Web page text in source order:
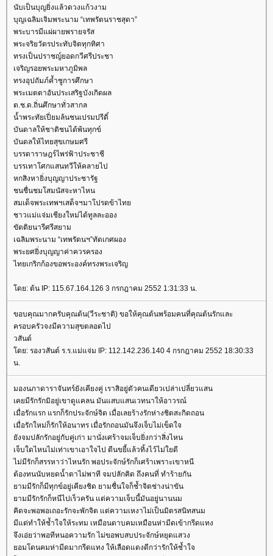
นับเป็นบุญยิ่งแล้วดวงแก้วงาม
บุญเฉลิมเจิมพระนาม “เทพรัตนราชสุดา”
พระบารมีแผ่ผายพรายจรัส
พระจริยวัตรประทับจิตทุกทิศา
ทรงเป็นปราชญ์ยอดกวีศรีประชา
เจริญรอยพระมหาภูมิพล
ทรงอุปถัมภ์ค้ำชูการศึกษา
พระเมตตาอันประเสริฐบังเกิดผล
ต.ช.ด.ถิ่นศึกษาทั่วสากล
น้ำพระทัยเปี่ยมล้นชนเปรมปรีดิ์
บันดาลให้ชาติชนได้พ้นทุกข์
บันดลให้ไทยสุขเกษมศรี
บรรดาราษฎร์ไพร่ฟ้าประชาชี
บรรเทาโศกแสนทวีให้คลายไป
หกสิงหายิ่งบุญญาประชารัฐ
ชนชื่นชมโสมนัสจะหาไหน
สมเด็จพระเทพฯเสด็จฯมาโปรดข้าไท
ชาวแม่แจ่มเชียงใหม่ได้ทูลละออง
ขัตติยนารีศรีสยาม
เฉลิมพระนาม “เทพรัตนฯ”ทัดเกศผอง
พระยศยิ่งบุญญาค่าควรครอง
ไทยเกริกก้องขอพระองค์ทรงพระเจริญ
ดย: ต้น IP: 115.67.164.126 3 กรกฎาคม 2552 1:31:33 น.
ขอบคุณมากครับคุณต้น(วีระชาติ) ขอให้คุณต้นพร้อมคนที่คุณต้นรักและ
ครอบครัวจงมีความสุขตลอดไป
วสันต์
ดย: รองวสันต์ ร.ร.แม่แจ่ม IP: 112.142.236.140 4 กรกฎาคม 2552 18:30:33
น.
มองนภาดาราจันทร์ยังเคียงคู่ เราสิอยู่ตัวคนเดียวเปล่าเปลี่ยวแสน
เคยมีรักรักมิอยู่เขาดูแคลน มันแสบแสนเวทนาให้อาวรณ์
เมื่อรักแรก แรกก็รักประจักษ์จิต เมื่อเลยร้างรักห่างชิดสะกิดถอน
เมื่อรักใหม่ก็รักให้อนาทร เมื่อรักถอนมันจึงเจ็บไม่เข็ดใจ
ังจมปลักรักอยู่กับคู่เก่า มานั่งเศร้าจมเจ็บยิ่งกว่าสิ่งไหน
เจ็บใดไหนไม่เท่าเขาเอาใจไป ตีนขยี้แล้วทิ้งไว้ไม่ใยดี
ไม่มีรักก็สรรหาว่าไหนรัก พอประจักษ์รักก็เศร้าเพราะเขาหนี
ต้องทนนับหยดน้ำตาไม่พาที จมปลักคิด ถึงคนที่ ทำร้ายกัน
ามมีรักก็มีทุกข์อยู่เคียงชิด ยามชื่นใจก็ช้ำจิตช่างน่าขัน
ามมีรักรักก็หนีไปเร็วครัน แต่ความเจ็บนี้มันอยู่นานนม
คิดจะพอพอเถอะรักจะพักจิต แต่ความเหงาไม่เป็นมิตรสนิทสนม
มีแต่ทำให้ช้ำใจให้ระทม เหมือนดาบคมเหมือนห่ามีดเข้ากรีดแทง
จึงเอ่ยว่าพอทีหนอความรัก ไม่ขอพบสบประจักษ์หยุดแสวง
อมโดนคมห่ามีดมากรีดแทง ให้เลือดแดงดีกว่ารักให้ช้ำใจ